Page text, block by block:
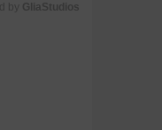
by GliaStudios